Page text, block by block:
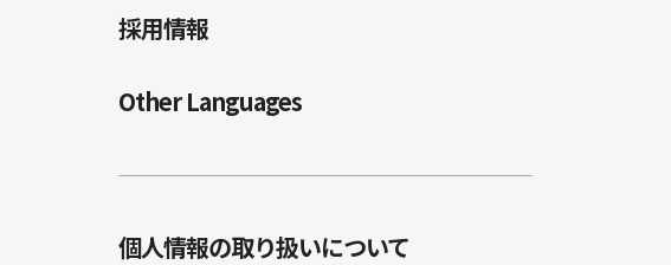
採用情報
Other Languages
個人情報の取り扱いについて